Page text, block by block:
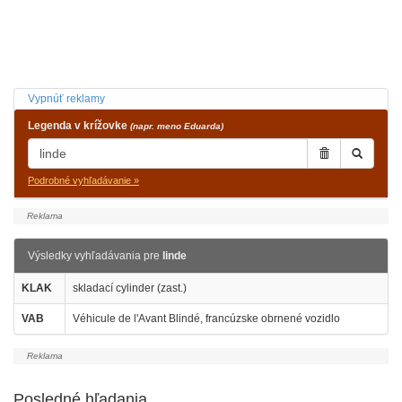
Vypnúť reklamy
Legenda v krížovke (napr. meno Eduarda)
Podrobné vyhľadávanie »
Výsledky vyhľadávania pre linde
KLAK skladací cylinder (zast.)
VAB Véhicule de l'Avant Blindé, francúzske obrnené vozidlo